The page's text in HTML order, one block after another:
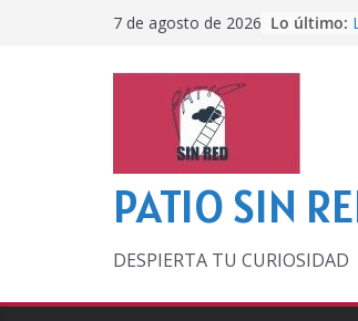
7 de agosto de 2026 Lo último:
PATIO SIN
DESPIERTA TU CURIOSIDAD